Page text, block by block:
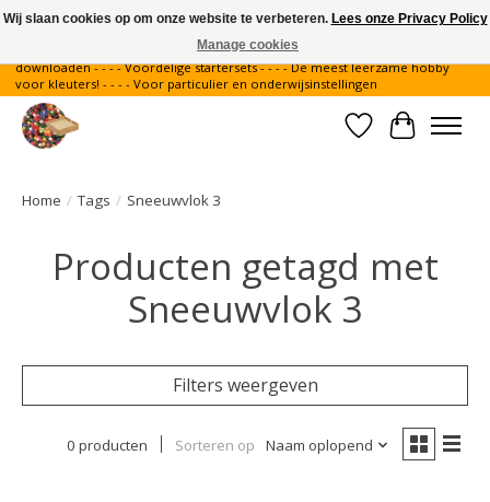
Gratis verzending binnen Nederland - - - - Legvoorbeelden gratis te
downloaden - - - - Voordelige startersets - - - - De meest leerzame hobby
voor kleuters! - - - - Voor particulier en onderwijsinstellingen
Verlanglijst
Home / Tags / Sneeuwvlok 3
Producten getagd met
Sneeuwvlok 3
Filters weergeven
0 producten Sorteren op Naam oplopend
Wij slaan cookies op om onze website te verbeteren. Lees onze Privacy Policy
Manage cookies